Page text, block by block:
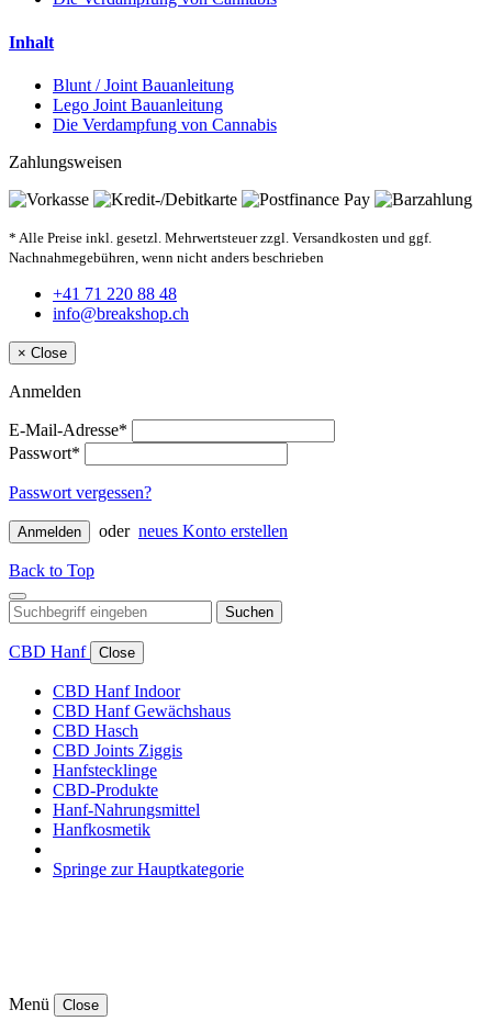
Inhalt
Blunt / Joint Bauanleitung
Lego Joint Bauanleitung
Die Verdampfung von Cannabis
Zahlungsweisen
* Alle Preise inkl. gesetzl. Mehrwertsteuer zzgl. Versandkosten und ggf.
Nachnahmegebühren, wenn nicht anders beschrieben
+41 71 220 88 48
info@breakshop.ch
× Close
Anmelden
E-Mail-Adresse*
Passwort*
Passwort vergessen?
Anmelden oder neues Konto erstellen
Back to Top
Suchen
CBD Hanf Close
CBD Hanf Indoor
CBD Hanf Gewächshaus
CBD Hasch
CBD Joints Ziggis
Hanfstecklinge
CBD-Produkte
Hanf-Nahrungsmittel
Hanfkosmetik
Springe zur Hauptkategorie
Menü Close